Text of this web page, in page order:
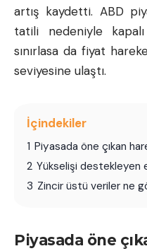
artış kaydetti. ABD
tatili nedeniyle
sınırlasa da fiyat
seviyesine ulaştı.
İçindekiler
1 Piyasada öne çıkan
2 Yükselişi destekleyen
3 Zincir üstü veriler ne
Piyasada öne